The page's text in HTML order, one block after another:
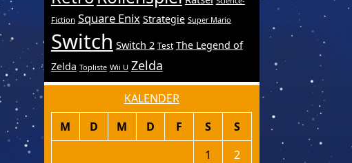
Fiction Square Enix Strategie Super Mario
Switch Switch 2 Test The Legend of
Zelda Topliste Wii U Zelda
KALENDER
M D M D F S
S
1
2